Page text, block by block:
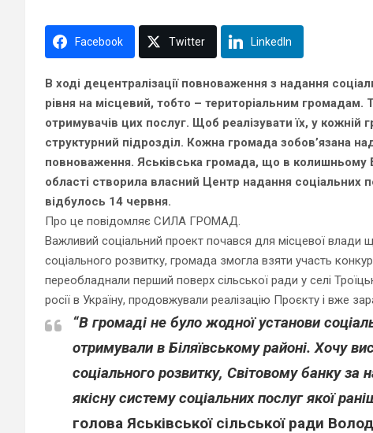
Facebook Twitter LinkedIn
В ході децентралізації повноваження з надання
рівня на місцевий, тобто – територіальним громадам.
отримувачів цих послуг. Щоб реалізувати їх, у кожній
структурний підрозділ. Кожна громада зобов’язана
повноваження. Яськівська громада, що в колишньому
області створила власний Центр надання соціальних
відбулось 14 червня.
Про це повідомляє СИЛА ГРОМАД.
Важливий соціальний проект почався для місцевої
соціального розвитку, громада змогла взяти участь
переобладнали перший поверх сільської ради у селі
росії в Україну, продовжували реалізацію Проєкту і вже
“В громаді не було жодної установи
отримували в Біляївському районі. Хочу
соціального розвитку, Світовому банку за
якісну систему соціальних послуг якої
голова Яськівської сільської ради